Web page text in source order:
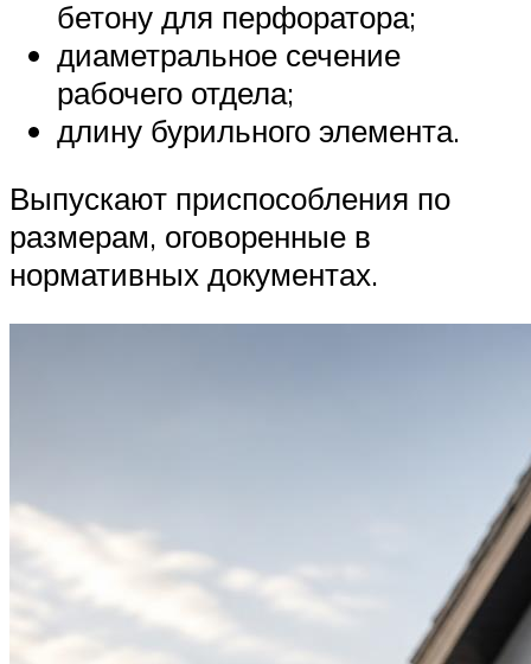
бетону для перфоратора;
диаметральное сечение
рабочего отдела;
длину бурильного элемента.
Выпускают приспособления по
размерам, оговоренные в
нормативных документах.